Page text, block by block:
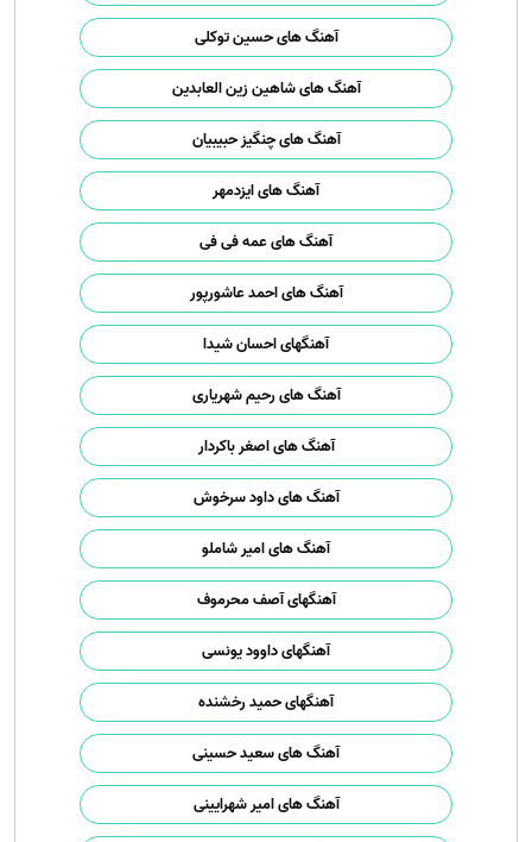
آهنگ های حسین توکلی
آهنگ های شاهین زین العابدین
آهنگ های چنگیز حبیبیان
آهنگ های ایزدمهر
آهنگ های عمه فی فی
آهنگ های احمد عاشورپور
آهنگهای احسان شیدا
آهنگ های رحیم شهریاری
آهنگ های اصغر باکردار
آهنگ های داود سرخوش
آهنگ های امیر شاملو
آهنگهای آصف محرموف
آهنگهای داوود یونسی
آهنگهای حمید رخشنده
آهنگ های سعید حسینی
آهنگ های امیر شهرایینی